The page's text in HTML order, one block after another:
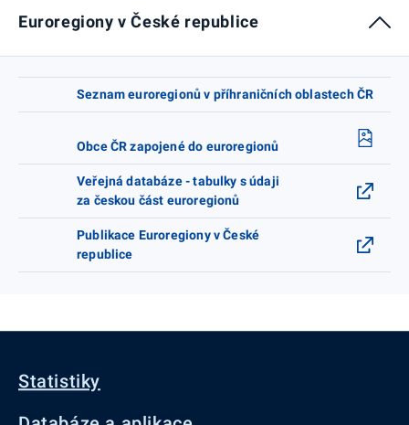
Euroregiony v České republice
Seznam euroregionů v příhraničních oblastech ČR
Obce ČR zapojené do euroregionů
Veřejná databáze - tabulky s údaji
za českou část euroregionů
Publikace Euroregiony v České
republice
Statistiky